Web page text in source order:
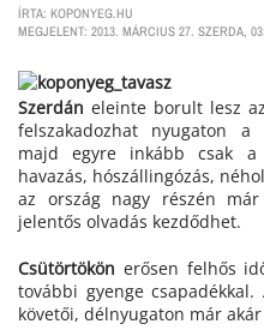
ÍRTA: KOPONYEG.HU
MEGJELENT: 2013. MÁRCIUS 27. SZERDA,
Szerdán eleinte borult lesz
felszakadozhat nyugaton
majd egyre inkább csak
havazás, hószállingózás,
az ország nagy részén
jelentős olvadás kezdődhet.
Csütörtökön erősen felhős
további gyenge
követői, délnyugaton már